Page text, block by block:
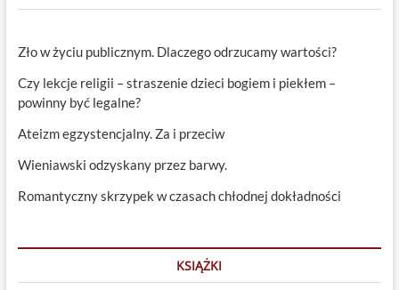
Zło w życiu publicznym. Dlaczego odrzucamy wartości?
Czy lekcje religii – straszenie dzieci bogiem i piekłem –
powinny być legalne?
Ateizm egzystencjalny. Za i przeciw
Wieniawski odzyskany przez barwy.
Romantyczny skrzypek w czasach chłodnej dokładności
KSIĄŻKI